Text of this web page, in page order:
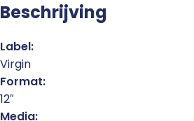
Beschrijving
Label:
Virgin
Format:
12″
Media: